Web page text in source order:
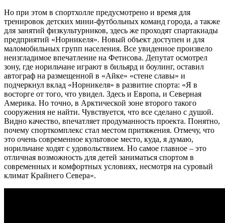
Но при этом в спортхолле предусмотрено и время для
тренировок детских мини-футбольных команд города, а также
для занятий физкультурников, здесь же проходят спартакиады
предприятий «Норникеля». Новый объект доступен и для
маломобильных групп населения. Все увиденное произвело
неизгладимое впечатление на Фетисова. Депутат осмотрел
зону, где норильчане играют в бильярд и боулинг, оставил
автограф на размещенной в «Айке» «стене славы» и
подчеркнул вклад «Норникеля» в развитие спорта: «Я в
восторге от того, что увидел. Здесь и Европа, и Северная
Америка. Но точно, в Арктической зоне второго такого
сооружения не найти. Чувствуется, что все сделано с душой.
Видно качество, впечатляет продуманность проекта. Понятно,
почему спорткомплекс стал местом притяжения. Отмечу, что
это очень современное культовое место, куда, я думаю,
норильчане ходят с удовольствием. Но самое главное – это
отличная возможность для детей заниматься спортом в
современных и комфортных условиях, несмотря на суровый
климат Крайнего Севера».